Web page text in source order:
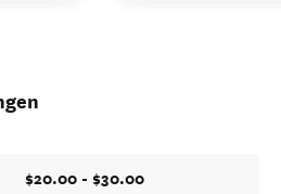
$20.00 - $30.00